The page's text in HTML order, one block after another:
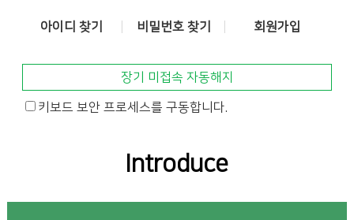
아이디 찾기 비밀번호 찾기 회원가입
장기 미접속 자동해지
키보드 보안 프로세스를 구동합니다.
Introduce